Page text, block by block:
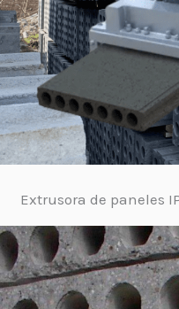
Extrusora de paneles